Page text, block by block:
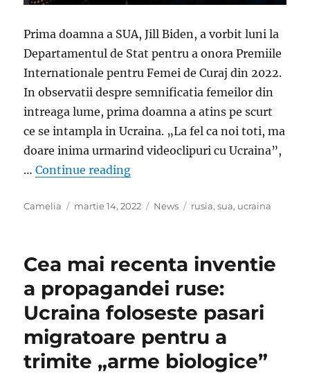
Prima doamna a SUA, Jill Biden, a vorbit luni la
Departamentul de Stat pentru a onora Premiile
Internationale pentru Femei de Curaj din 2022.
In observatii despre semnificatia femeilor din
intreaga lume, prima doamna a atins pe scurt
ce se intampla in Ucraina. „La fel ca noi toti, ma
doare inima urmarind videoclipuri cu Ucraina”,
…Continue reading„Prima doamna a SUA, Jill
Author
Camelia
Posted
martie 14, 2022 Categories
News Tags
rusia,sua, ucraina
Cea mai recenta inventie
a propagandei ruse:
Ucraina foloseste pasari
migratoare pentru a
trimite „arme biologice”